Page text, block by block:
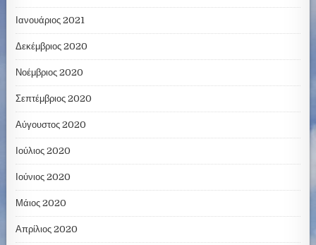
Ιανουάριος 2021
Δεκέμβριος 2020
Νοέμβριος 2020
Σεπτέμβριος 2020
Αύγουστος 2020
Ιούλιος 2020
Ιούνιος 2020
Μάιος 2020
Απρίλιος 2020